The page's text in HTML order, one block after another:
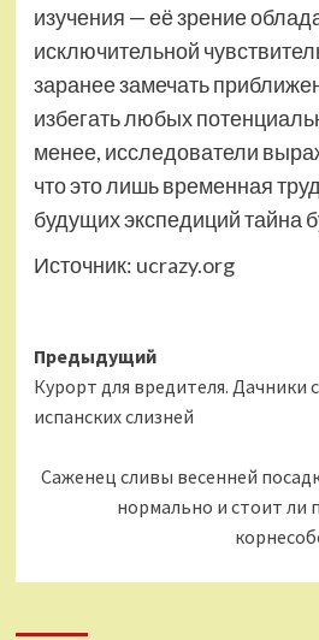
изучения — её зрение
исключительной
заранее замечать
избегать любых
менее, исследователи
что это лишь временная
будущих экспедиций тайна
Источник: ucrazy.org
Навигация
записи
Предыдущий
Курорт для вредителя.
испанских слизней
Саженец сливы весенней
нормально и стоит ли